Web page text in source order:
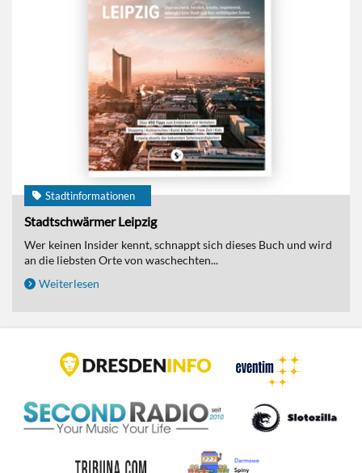
Stadtinformationen
Stadtschwärmer Leipzig
Wer keinen Insider kennt, schnappt sich dieses Buch und wird
an die liebsten Orte von waschechten...
Weiterlesen